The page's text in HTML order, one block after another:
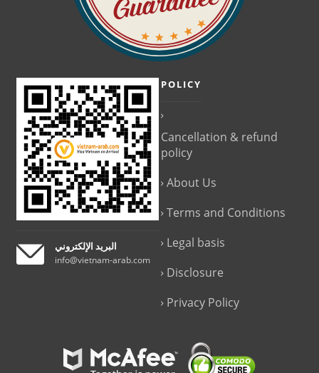
البريد الإلكتروني
info@vietnam-arab.com
POLICY
Cancellation & refund
policy
About Us
Terms and Conditions
Legal basis
Disclosure
Privacy Policy